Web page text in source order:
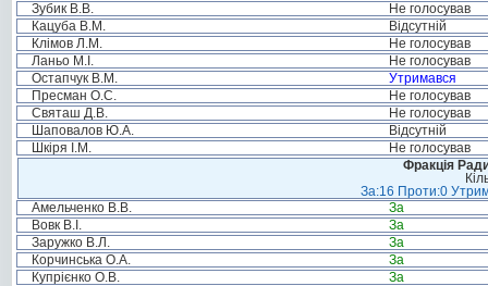
Зубик В.В.
Не голосував
Кацуба В.М.
Відсутній
Клімов Л.М.
Не голосував
Ланьо М.І.
Не голосував
Остапчук В.М.
Утримався
Пресман О.С.
Не голосував
Святаш Д.В.
Не голосував
Шаповалов Ю.А.
Відсутній
Шкіря І.М.
Не голосував
Фракція
За:16 Проти:0
Амельченко В.В.
За
Вовк В.І.
За
Заружко В.Л.
За
Корчинська О.А.
За
Купрієнко О.В.
За